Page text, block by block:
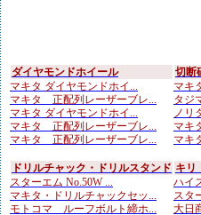
ダイヤモンドホイール
マキタ ダイヤモンドホイ...
マキタ 正配列レーザーブレ...
マキタ ダイヤモンドホイ...
マキタ 正配列レーザーブレ...
マキタ 正配列レーザーブレ...
切断
マキ
タジ
ノリ
マキ
マキ
ドリルチャック・ドリルスタンド
スターエム No.50W ...
マキタ・ドリルチャックセッ...
モトコマ ルーフボルト締ホ...
キリ
ハイ
スタ
大日